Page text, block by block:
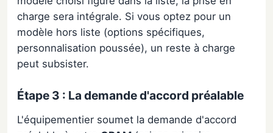
charge sera intégrale. Si vous optez pour un
modèle hors liste (options spécifiques,
personnalisation poussée), un reste à charge
peut subsister.
Étape 3 : La demande d'accord préalable
L'équipementier soumet la demande d'accord